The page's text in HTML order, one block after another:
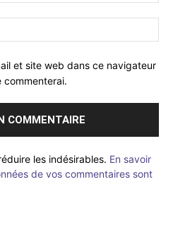
et site web dans ce navigateur
commenterai.
les indésirables. En savoir
de vos commentaires sont